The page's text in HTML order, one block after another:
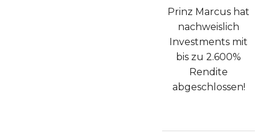
Prinz Marcus hat
nachweislich
Investments mit
bis zu 2.600%
Rendite
abgeschlossen!